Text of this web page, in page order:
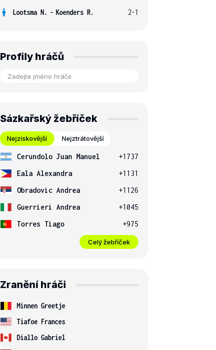
Lootsma N. - Koenders R. 2-1
Profily hráčů
Sázkařský žebříček
Nejziskovější Nejztrátovější
Cerundolo Juan Manuel
+1737
Eala Alexandra
+1131
Obradovic Andrea
+1126
Guerrieri Andrea
+1045
Torres Tiago
+975
Celý žebříček
Zranění hráči
Minnen Greetje
Tiafoe Frances
Diallo Gabriel